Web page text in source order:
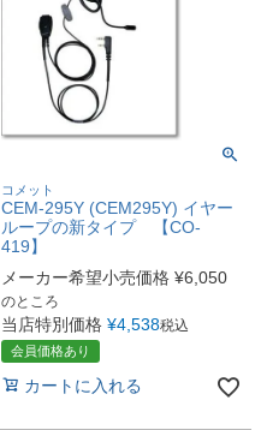
コメット
CEM-295Y (CEM295Y) イヤー
ループの新タイプ 【CO-
419】
メーカー希望小売価格 ¥6,050
のところ
当店特別価格 ¥4,538税込
会員価格あり
カートに入れる